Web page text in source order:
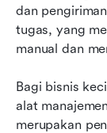
dan
tugas, yang
manual dan
Bagi bisnis
alat
merupakan